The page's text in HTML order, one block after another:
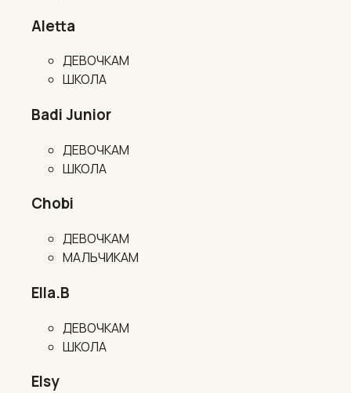
Aletta
ДЕВОЧКАМ
ШКОЛА
Badi Junior
ДЕВОЧКАМ
ШКОЛА
Chobi
ДЕВОЧКАМ
МАЛЬЧИКАМ
Ella.B
ДЕВОЧКАМ
ШКОЛА
Elsy